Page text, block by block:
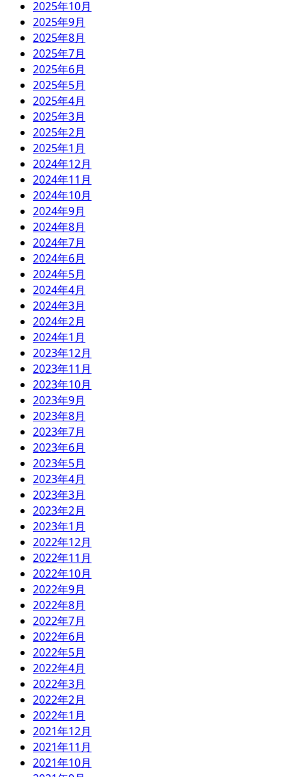
2025年10月
2025年9月
2025年8月
2025年7月
2025年6月
2025年5月
2025年4月
2025年3月
2025年2月
2025年1月
2024年12月
2024年11月
2024年10月
2024年9月
2024年8月
2024年7月
2024年6月
2024年5月
2024年4月
2024年3月
2024年2月
2024年1月
2023年12月
2023年11月
2023年10月
2023年9月
2023年8月
2023年7月
2023年6月
2023年5月
2023年4月
2023年3月
2023年2月
2023年1月
2022年12月
2022年11月
2022年10月
2022年9月
2022年8月
2022年7月
2022年6月
2022年5月
2022年4月
2022年3月
2022年2月
2022年1月
2021年12月
2021年11月
2021年10月